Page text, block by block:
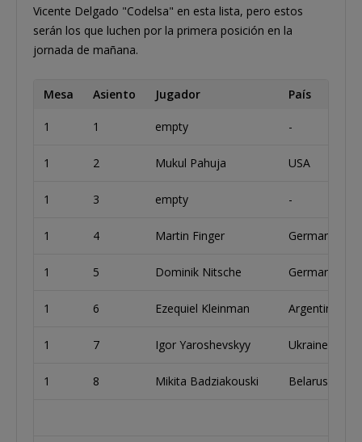
Vicente Delgado "Codelsa" en esta lista, pero estos
serán los que luchen por la primera posición en la
jornada de mañana.
Mesa Asiento Jugador País
1 1 empty -
1 2 Mukul Pahuja USA
1 3 empty -
1 4 Martin Finger Germany
1 5 Dominik Nitsche Germany
1 6 Ezequiel Kleinman Argentina
1 7 Igor Yaroshevskyy Ukraine
1 8 Mikita Badziakouski Belarus